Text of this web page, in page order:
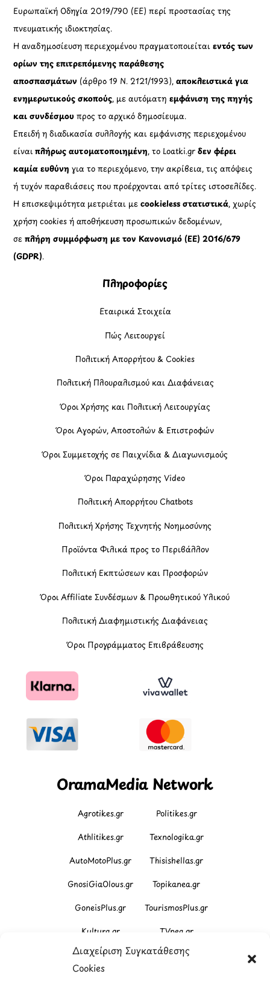
Διαχείριση Συγκατάθεσης
Cookies
Ευρωπαϊκή Οδηγία 2019/790 (ΕΕ) περί προστασίας της
πνευματικής ιδιοκτησίας.
Η αναδημοσίευση περιεχομένου πραγματοποιείταιεντός των
ορίων της επιτρεπόμενης παράθεσης
αποσπασμάτων (άρθρο 19 Ν. 2121/1993), αποκλειστικά για
ενημερωτικούς σκοπούς, με αυτόματηεμφάνιση της πηγής
και συνδέσμου προς το αρχικό δημοσίευμα.
Επειδή η διαδικασία συλλογής και εμφάνισης περιεχομένου
είναιπλήρως αυτοματοποιημένη, το Loatki.grδεν φέρει
καμία ευθύνη για το περιεχόμενο, την ακρίβεια, τις απόψεις
ή τυχόν παραβιάσεις που προέρχονται από τρίτες ιστοσελίδες.
Η επισκεψιμότητα μετριέται μεcookieless στατιστικά, χωρίς
χρήση cookies ή αποθήκευση προσωπικών δεδομένων,
σεπλήρη συμμόρφωση με τον Κανονισμό (ΕΕ) 2016/679
(GDPR).
Πληροφορίες
Εταιρικά Στοιχεία
Πώς Λειτουργεί
Πολιτική Απορρήτου & Cookies
Πολιτική Πλουραλισμού και Διαφάνειας
Όροι Χρήσης και Πολιτική Λειτουργίας
Όροι Αγορών, Αποστολών & Επιστροφών
Όροι Συμμετοχής σε Παιχνίδια & Διαγωνισμούς
Όροι Παραχώρησης Video
Πολιτική Απορρήτου Chatbots
Πολιτική Χρήσης Τεχνητής Νοημοσύνης
Προϊόντα Φιλικά προς το Περιβάλλον
Πολιτική Εκπτώσεων και Προσφορών
Όροι Affiliate Συνδέσμων & Προωθητικού Υλικού
Πολιτική Διαφημιστικής Διαφάνειας
Όροι Προγράμματος Επιβράβευσης
OramaMedia Network
Agrotikes.gr Politikes.gr
Athlitikes.gr Texnologika.gr
AutoMotoPlus.gr Thisishellas.gr
GnosiGiaOlous.gr Topikanea.gr
GoneisPlus.gr TourismosPlus.gr
Kultura.gr TVnea.gr
Loatki.gr Upnow.gr